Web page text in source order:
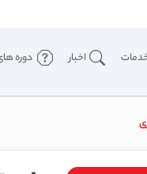
اخبار دوره